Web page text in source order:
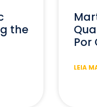
the
Por
LEIA